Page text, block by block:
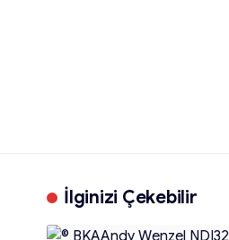
İlginizi Çekebilir